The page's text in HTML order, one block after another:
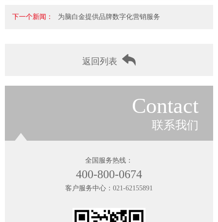
下一个新闻： 为脑白金提供品牌数字化营销服务
返回列表
Contact
联系我们
全国服务热线：
400-800-0674
客户服务中心： 021-62155891